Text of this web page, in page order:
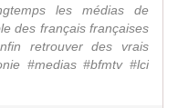
les médias de
des français françaises
retrouver des vrais
#medias #bfmtv #lci